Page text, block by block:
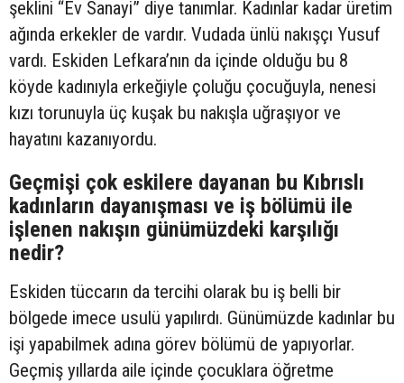
şeklini “Ev Sanayi” diye tanımlar. Kadınlar kadar üretim
ağında erkekler de vardır. Vudada ünlü nakışçı Yusuf
vardı. Eskiden Lefkara’nın da içinde olduğu bu 8
köyde kadınıyla erkeğiyle çoluğu çocuğuyla, nenesi
kızı torunuyla üç kuşak bu nakışla uğraşıyor ve
hayatını kazanıyordu.
Geçmişi çok eskilere dayanan bu Kıbrıslı
kadınların dayanışması ve iş bölümü ile
işlenen nakışın günümüzdeki karşılığı
nedir?
Eskiden tüccarın da tercihi olarak bu iş belli bir
bölgede imece usulü yapılırdı. Günümüzde kadınlar bu
işi yapabilmek adına görev bölümü de yapıyorlar.
Geçmiş yıllarda aile içinde çocuklara öğretme